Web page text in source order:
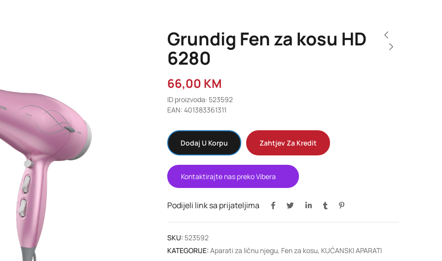
Grundig Fen za kosu HD
6280
66,00 KM
ID proizvoda: 523592
EAN: 401383361311
Dodaj U Korpu Zahtjev Za Kredit
Kontaktirajte nas preko Vibera
Podijeli link sa prijateljima
SKU: 523592
KATEGORIJE: Aparati za ličnu njegu, Fen za kosu, KUĆANSKI APARATI